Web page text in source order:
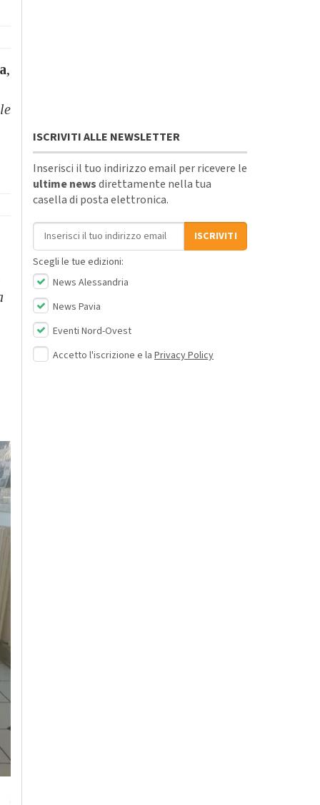
,
ISCRIVITI ALLE NEWSLETTER
Inserisci il tuo indirizzo email per ricevere le
ultime newsdirettamente nella tua
casella di posta elettronica.
Indirizzo email
ISCRIVITI
Scegli le tue edizioni:
News Alessandria
News Pavia
Eventi Nord-Ovest
Accetto l'iscrizione e la Privacy Policy